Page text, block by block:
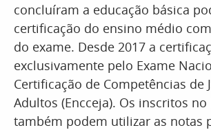
concluíram a educação básica
certificação do ensino médio
do exame. Desde 2017 a
exclusivamente pelo Exame
Certificação de Competências de
Adultos (Encceja). Os inscritos no
também podem utilizar as notas